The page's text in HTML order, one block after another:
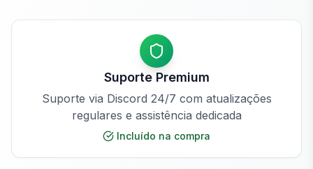
Suporte Premium
Suporte via Discord 24/7 com atualizações
regulares e assistência dedicada
Incluído na compra